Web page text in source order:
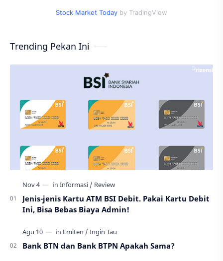
Stock Market Today by TradingView
Trending Pekan Ini
Jenis-jenis Kartu ATM BSI Debit. Pakai Kartu Debit
Ini, Bisa Bebas Biaya Admin!
Bank BTN dan Bank BTPN Apakah Sama?